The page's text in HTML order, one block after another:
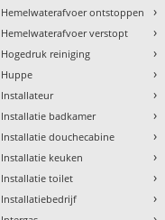
Hemelwaterafvoer ontstoppen
Hemelwaterafvoer verstopt
Hogedruk reiniging
Huppe
Installateur
Installatie badkamer
Installatie douchecabine
Installatie keuken
Installatie toilet
Installatiebedrijf
›
›
›
›
›
›
›
›
›
›